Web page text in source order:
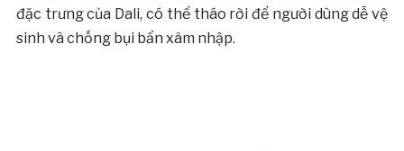
đặc trưng của Dali, có thể tháo rời để người dùng dễ vệ
sinh và chống bụi bẩn xâm nhập.